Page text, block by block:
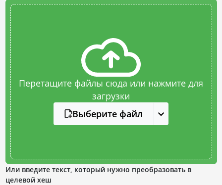
Перетащите файлы сюда или нажмите для
загрузки
Выберите файл
Или введите текст, который нужно преобразовать в
целевой хеш